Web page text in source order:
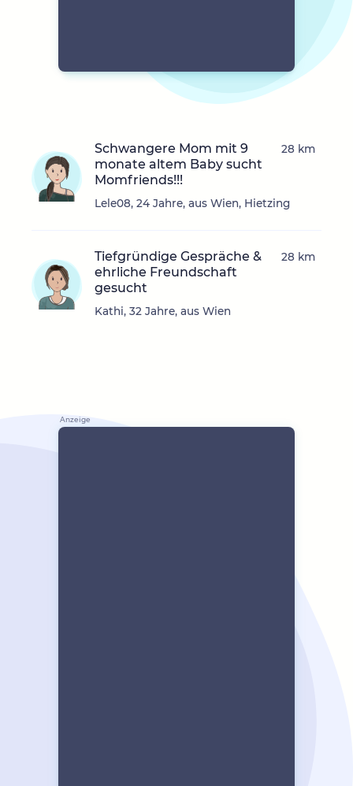
Schwangere Mom mit 9
monate altem Baby sucht
Momfriends!!!
Lele08, 24 Jahre, aus Wien, Hietzing
28 km
Tiefgründige Gespräche &
ehrliche Freundschaft
gesucht
Kathi, 32 Jahre, aus Wien
28 km